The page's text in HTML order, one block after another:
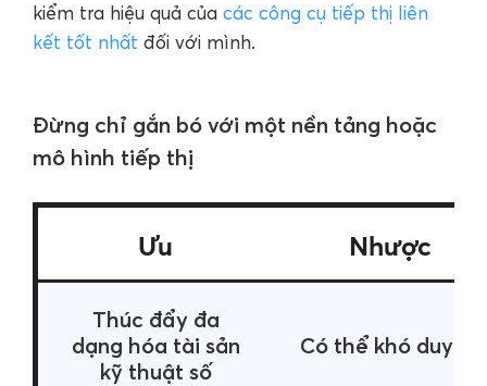
kiểm tra hiệu quả của các công cụ tiếp thị liên
kết tốt nhất đối với mình.
Đừng chỉ gắn bó với một nền tảng hoặc
mô hình tiếp thị
Ưu Nhược
Thúc đẩy đa
dạng hóa tài sản
kỹ thuật số
Có thể khó duy trì